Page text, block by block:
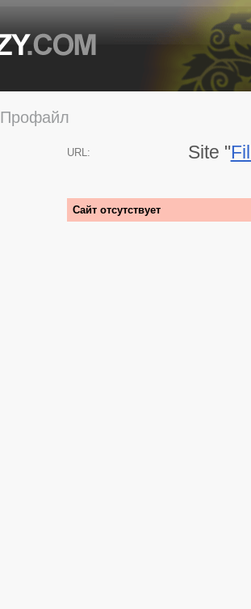
Профайл
URL: Site "
Сайт отсутствует